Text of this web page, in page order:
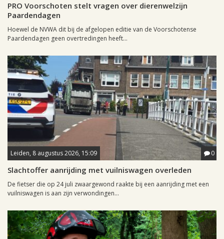
PRO Voorschoten stelt vragen over dierenwelzijn
Paardendagen
Hoewel de NVWA dit bij de afgelopen editie van de Voorschotense
Paardendagen geen overtredingen heeft...
Leiden, 8 augustus 2026, 15:09 0
Slachtoffer aanrijding met vuilniswagen overleden
De fietser die op 24 juli zwaargewond raakte bij een aanrijding met een
vuilniswagen is aan zijn verwondingen...